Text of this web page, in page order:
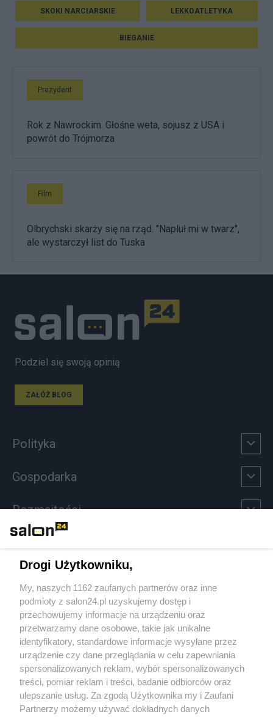
SKOKI NARCIARSKIE LEKKOATLETYKA
BIEGANIE
Prezydent
Rok z Nawrockim. Głośne weta, sojusz z USA i
powrót do Trójmorza
Film
Olbrychski skarży się na rząd. "Napluł mi w twarz",
ale wystarczył list do Tuska
Podziel się swoją opinią
ZAŁÓŻ BLOG
Polityka
Gospodarka
Rozmaitości
Sport
Społeczeństwo
Kultura
X Facebook Instagram Youtube
Drogi Użytkowniku,
My, naszych 1162 zaufanych partnerów oraz inne
podmioty z salon24.pl uzyskujemy dostęp i
przechowujemy informacje na urządzeniu oraz
przetwarzamy dane osobowe, takie jak unikalne
identyfikatory, standardowe informacje wysyłane przez
urządzenie czy dane przeglądania w celu zapewniania
spersonalizowanych reklam, wybór spersonalizowanych
treści, pomiar reklam i treści, badanie odbiorców oraz
ulepszanie usług. Za zgodą Użytkownika my i Zaufani
Partnerzy możemy używać dokładnych danych